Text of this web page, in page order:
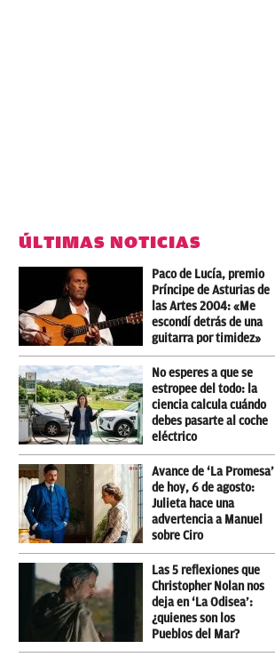
ÚLTIMAS NOTICIAS
Paco de Lucía, premio
Príncipe de Asturias de
las Artes 2004: «Me
escondí detrás de una
guitarra por timidez»
No esperes a que se
estropee del todo: la
ciencia calcula cuándo
debes pasarte al coche
eléctrico
Avance de ‘La Promesa’
de hoy, 6 de agosto:
Julieta hace una
advertencia a Manuel
sobre Ciro
Las 5 reflexiones que
Christopher Nolan nos
deja en ‘La Odisea’:
¿quienes son los
Pueblos del Mar?